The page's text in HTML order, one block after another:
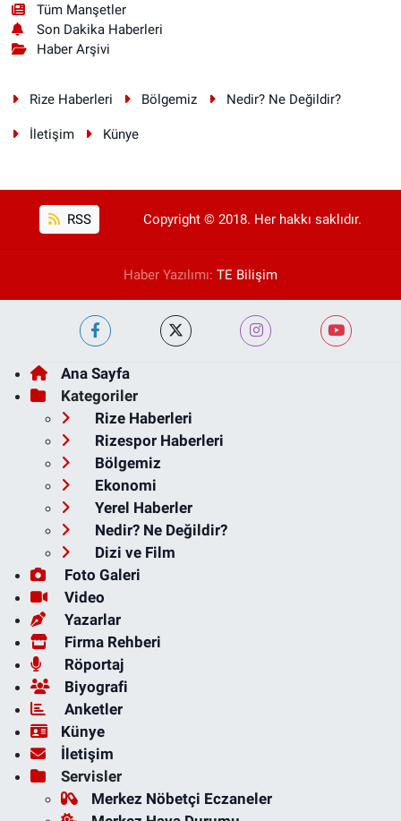
Tüm Manşetler
Son Dakika Haberleri
Haber Arşivi
Rize Haberleri Bölgemiz Nedir? Ne Değildir?
İletişim Künye
RSS Copyright © 2018. Her hakkı saklıdır.
Haber Yazılımı: TE Bilişim
Ana Sayfa
Kategoriler
Rize Haberleri
Rizespor Haberleri
Bölgemiz
Ekonomi
Yerel Haberler
Nedir? Ne Değildir?
Dizi ve Film
Foto Galeri
Video
Yazarlar
Firma Rehberi
Röportaj
Biyografi
Anketler
Künye
İletişim
Servisler
Merkez Nöbetçi Eczaneler